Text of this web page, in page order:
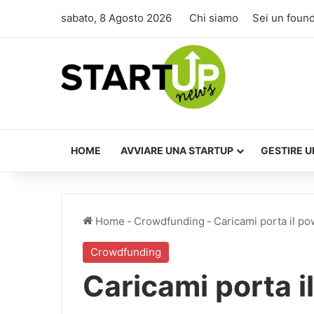
sabato, 8 Agosto 2026 Chi siamo Sei un
HOME AVVIARE UNA STARTUP GESTIRE
Home - Crowdfunding - Caricami porta il
Crowdfunding
Caricami porta